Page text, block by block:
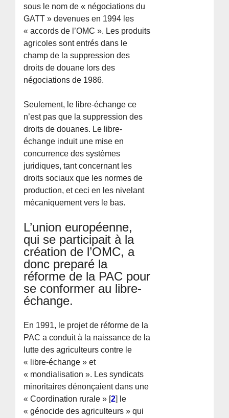
sous le nom de « négociations du
GATT » devenues en 1994 les
« accords de l’OMC ». Les produits
agricoles sont entrés dans le
champ de la suppression des
droits de douane lors des
négociations de 1986.
Seulement, le libre-échange ce
n’est pas que la suppression des
droits de douanes. Le libre-
échange induit une mise en
concurrence des systèmes
juridiques, tant concernant les
droits sociaux que les normes de
production, et ceci en les nivelant
mécaniquement vers le bas.
L’union européenne,
qui se participait à la
création de l’OMC, a
donc preparé la
réforme de la PAC pour
se conformer au libre-
échange.
En 1991, le projet de réforme de la
PAC a conduit à la naissance de la
lutte des agriculteurs contre le
« libre-échange » et
« mondialisation ». Les syndicats
minoritaires dénonçaient dans une
« Coordination rurale » [2] le
« génocide des agriculteurs » qui